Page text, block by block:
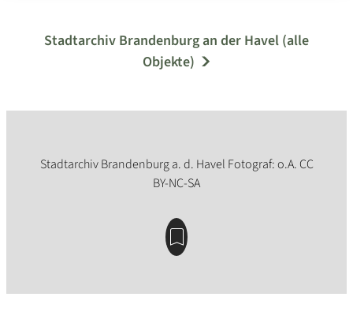
Stadtarchiv Brandenburg an der Havel (alle
Objekte)